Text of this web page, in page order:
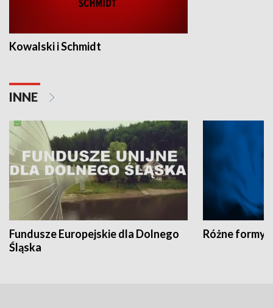
Kowalski i Schmidt
INNE
Fundusze Europejskie dla Dolnego
Śląska
Różne formy